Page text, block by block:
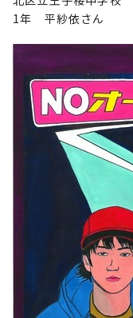
1年 平紗依さん